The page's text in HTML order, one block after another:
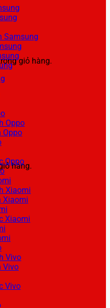
giỏ hàng.
hàng.
Samsung
Oppo
Oppo
Oppo
Xiaomi
Xiaomi
Xiaomi
Vivo
Vivo
Vivo